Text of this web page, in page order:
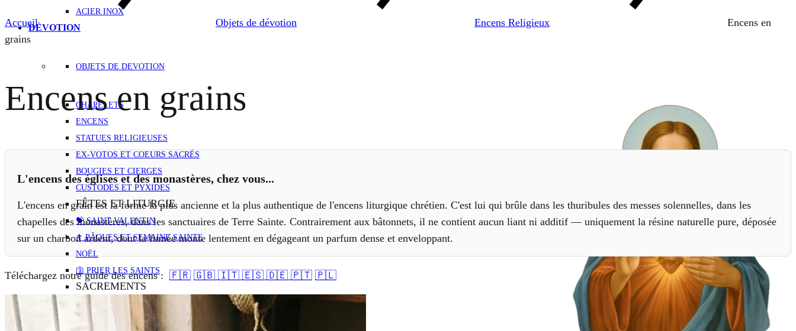
ACIER INOX
DÉVOTION
OBJETS DE DEVOTION
CHAPELETS
ENCENS
STATUES RELIGIEUSES
EX-VOTOS ET COEURS SACRÉS
BOUGIES ET CIERGES
CUSTODES ET PYXIDES
FÊTES ET LITURGIE
💝 SAINT VALENTIN
✝️ PÂQUES ET SEMAINE SAINTE
NOËL
🛐 PRIER LES SAINTS
SACREMENTS
CADEAU DE BAPTÊME
CADEAU DE COMMUNION
Accueil Objets de dévotion Encens Religieux
Encens en
grains
Encens en grains
L'encens des églises et des monastères, chez vous...
L'encens en grain est la forme la plus ancienne et la plus authentique de l'encens liturgique chrétien. C'est lui qui brûle dans les thuribules des messes solennelles, dans les
chapelles des monastères, dans les sanctuaires de Terre Sainte. Contrairement aux bâtonnets, il ne contient aucun liant ni additif — uniquement la résine naturelle pure, déposée
sur un charbon ardent, dont la fumée monte lentement en dégageant un parfum dense et enveloppant.
Téléchargez notre guide des encens : 🇫🇷 🇬🇧 🇮🇹 🇪🇸 🇩🇪 🇵🇹 🇵🇱